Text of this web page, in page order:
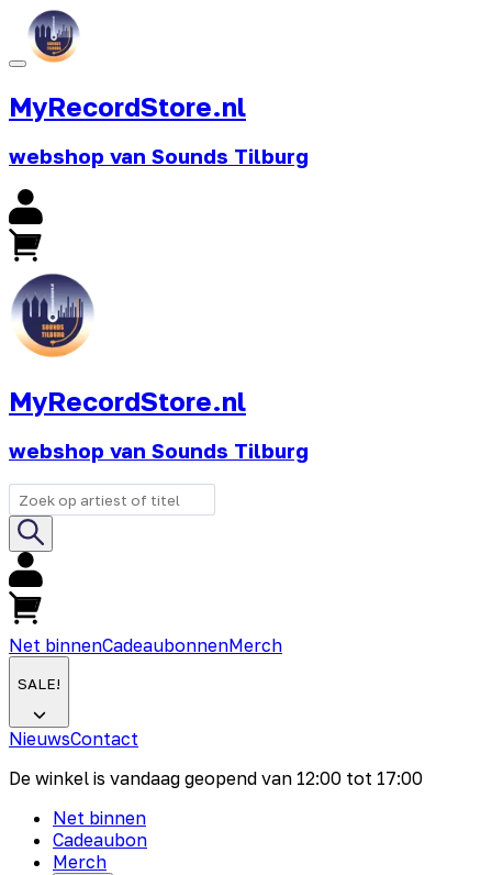
MyRecordStore.nl
webshop van Sounds Tilburg
MyRecordStore.nl
webshop van Sounds Tilburg
Net binnenCadeaubonnenMerch
SALE!
NieuwsContact
De winkel is vandaag geopend van 12:00 tot 17:00
Net binnen
Cadeaubon
Merch